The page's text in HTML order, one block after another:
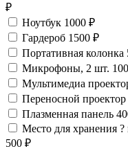
₽
Ноутбук 1000 ₽
Гардероб 1500 ₽
Портативная колонка
Микрофоны, 2 шт.
Мультимедиа
Переносной проектор
Плазменная панель
Место для хранения ?
500 ₽